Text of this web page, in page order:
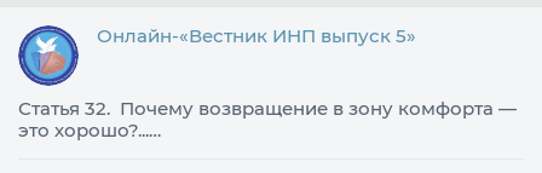
Онлайн-«Вестник ИНП выпуск 5»
Статья 32. Почему возвращение в зону комфорта —
это хорошо?...…